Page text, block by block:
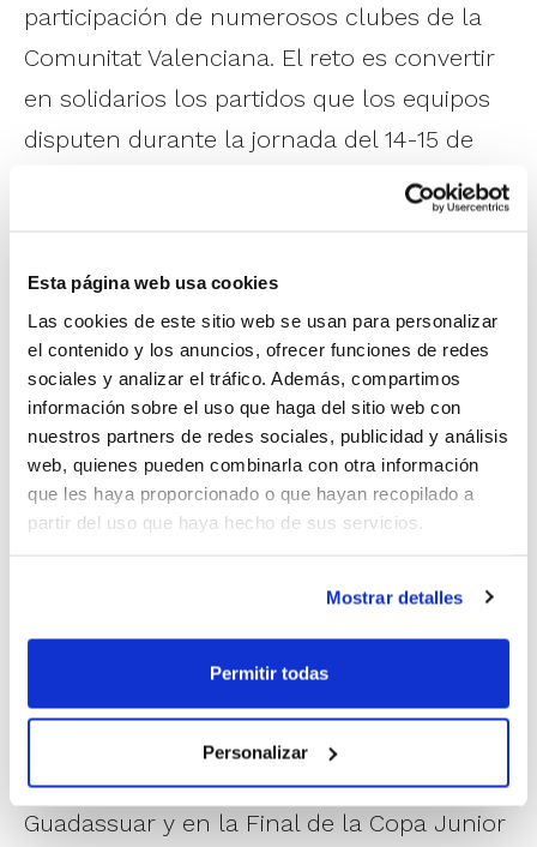
Esta página web usa cookies
Las cookies de este sitio web se usan para personalizar
el contenido y los anuncios, ofrecer funciones de redes
sociales y analizar el tráfico. Además, compartimos
información sobre el uso que haga del sitio web con
nuestros partners de redes sociales, publicidad y análisis
web, quienes pueden combinarla con otra información
que les haya proporcionado o que hayan recopilado a
partir del uso que haya hecho de sus servicios.
Mostrar detalles
Permitir todas
Personalizar
participación de numerosos clubes de la
Comunitat Valenciana. El reto es convertir
en solidarios los partidos que los equipos
disputen durante la jornada del 14-15 de
febrero, coincidiendo con el Día Mundial
contra el Cáncer Infantil, recaudando un
donaciones se destinarán a impulsar los
proyectos de investigación que lleva a
cabo la Fundación, buscando acelerar la
curación del cáncer infantil a través de la
práctica continuada de ejercicio físico
como parte de la terapia.
FBCV hará una donación equivalente a la
cantidad de puntos que se anoten en la
Final de la Copa Senior Femenino
Autonómico que se va a disputar en
Guadassuar y en la Final de la Copa Junior